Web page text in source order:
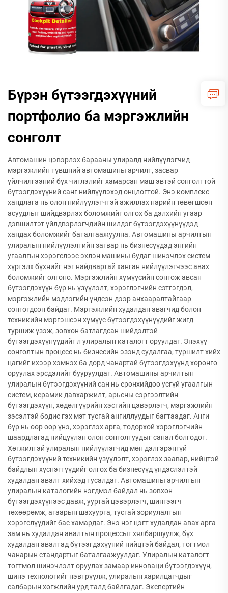
Бүрэн бүтээгдэхүүний
портфолио ба мэргэжлийн
сонголт
Автомашин цэвэрлэх барааны улиралд нийлүүлэгчид
мэргэжлийн түвшний автомашины арчилт, засвар
үйлчилгээний бүх чиглэлийг хамарсан маш эвтэй сонголттой
бүтээгдэхүүний санг нийлүүлэхэд онцлогтой. Энэ комплекс
хандлага нь олон нийлүүлэгчтэй ажиллах нарийн төвөгшсөн
асуудлыг шийдвэрлэх боломжийг олгох ба дэлхийн угаар
дэвшилтэт үйлдвэрлэгчдийн шилдэг бүтээгдэхүүнүүдэд
хандах боломжийг баталгаажуулна. Автомашины арчилтын
улиралын нийлүүлэлтийн загвар нь бизнесүүдэд энгийн
угаалгын хэрэгслээс эхлэн машины будаг шинэчлэх систем
хүртэлх бүхнийг нэг найдвартай ханган нийлүүлэгчээс авах
боломжийг олгоно. Мэргэжлийн хүмүүсийн сонгож авсан
бүтээгдэхүүн бүр нь үзүүлэлт, хэрэглэгчийн сэтгэгдэл,
мэргэжлийн мэдлэгийн үндсэн дээр анхааралтайгаар
сонгогдсон байдаг. Мэргэжлийн худалдан авагчид болон
техникийн мэргэшсэн хүмүүс бүтээгдэхүүнүүдийг жигд
туршиж үзэж, зөвхөн батлагдсан шийдэлтэй
бүтээгдэхүүнүүдийг л улиралын каталогт оруулдаг. Энэхүү
сонголтын процесс нь бизнесийн эзэнд судалгаа, туршилт хийх
цагийг ихээр хэмнэх ба дорд чанартай бүтээгдэхүүнд хөрөнгө
оруулах эрсдэлийг бууруулдаг. Автомашины арчилтын
улиралын бүтээгдэхүүний сан нь ерөнхийдөө усгүй угаалгын
систем, керамик давхаржилт, арьсны сэргээлтийн
бүтээгдэхүүн, хөдөлгүүрийн хэсгийн цэвэрлэгч, мэргэжлийн
зэсэлтэй бодис гэх мэт тусгай ангиллуудыг багтаадаг. Анги
бүр нь өөр өөр үнэ, хэрэглэх арга, тодорхой хэрэглэгчийн
шаардлагад нийцүүлэн олон сонголтуудыг санал болгодог.
Хөгжилтэй улиралын нийлүүлэгчид мөн дэлгэрэнгүй
бүтээгдэхүүний техникийн үзүүлэлт, хэрэглэх заавар, нийцтэй
байдлын хүснэгтүүдийг олгох ба бизнесүүд үндэслэлтэй
худалдан авалт хийхэд тусалдаг. Автомашины арчилтын
улиралын каталогийн нэгдмэл байдал нь зөвхөн
бүтээгдэхүүнээс давж, ууртай цэвэрлэгч, шингээгч
төхөөрөмж, агаарын шахуурга, тусгай зориулалтын
хэрэгслүүдийг бас хамардаг. Энэ нэг цэгт худалдан авах арга
зам нь худалдан авалтын процессыг хялбаршуулж, бүх
худалдан авалтад бүтээгдэхүүний нийцтэй байдал, тогтмол
чанарын стандартыг баталгаажуулдаг. Улиралын каталогт
тогтмол шинэчлэлт оруулах замаар инноваци бүтээгдэхүүн,
шинэ технологийг нэвтрүүлж, улиралын харилцагчдыг
салбарын хөгжлийн урд талд байлгадаг. Экспертийн